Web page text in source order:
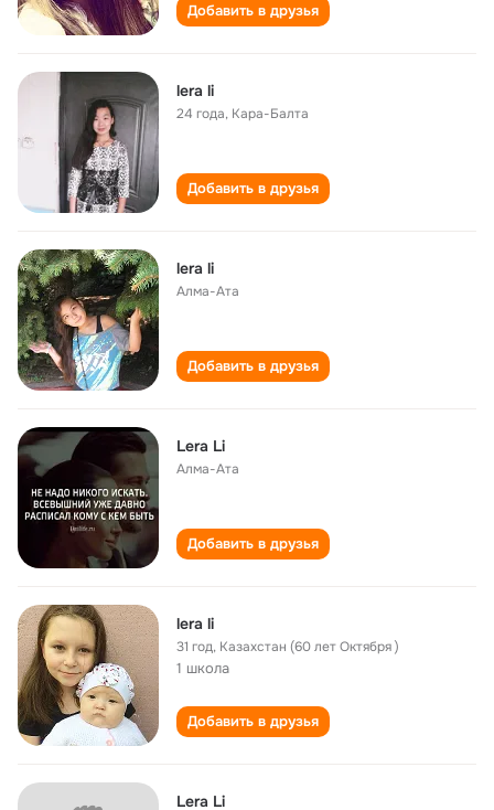
Добавить в друзья
lera li
24 года, Кара-Балта
Добавить в друзья
lera li
Алма-Ата
Добавить в друзья
Lera Li
Алма-Ата
Добавить в друзья
lera li
31 год, Казахстан (60 лет Октября )
1 школа
Добавить в друзья
Lera Li